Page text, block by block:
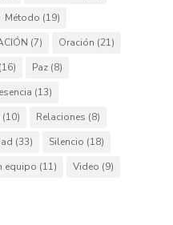
Método (19)
(7) Oración (21)
(16) Paz(8)
(13)
(10) Relaciones (8)
(33) Silencio (18)
equipo (11) Video (9)